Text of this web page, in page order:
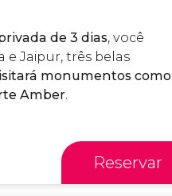
de 3 dias, você
e Jaipur, três belas
monumentos como
Amber.
Reservar